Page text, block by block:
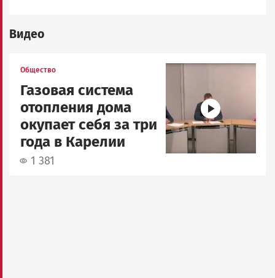
Видео
Общество
Газовая система
отопления дома
окупает себя за три
года в Карелии
1 381